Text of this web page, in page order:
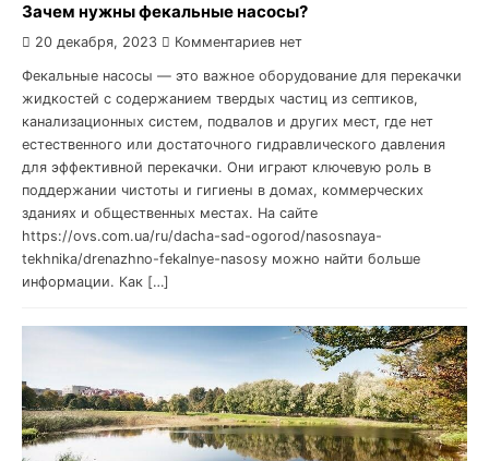
Зачем нужны фекальные насосы?
20 декабря, 2023 Комментариев нет
Фекальные насосы — это важное оборудование для перекачки
жидкостей с содержанием твердых частиц из септиков,
канализационных систем, подвалов и других мест, где нет
естественного или достаточного гидравлического давления
для эффективной перекачки. Они играют ключевую роль в
поддержании чистоты и гигиены в домах, коммерческих
зданиях и общественных местах. На сайте
https://ovs.com.ua/ru/dacha-sad-ogorod/nasosnaya-
tekhnika/drenazhno-fekalnye-nasosy можно найти больше
информации. Как […]